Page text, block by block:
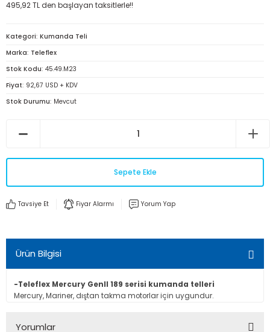
495,92 TL den başlayan taksitlerle!!
Kategori Kumanda Teli
Marka Teleflex
Stok Kodu 45.49.M23
Fiyat 92,67 USD + KDV
Stok Durumu Mevcut
Sepete Ekle
Tavsiye Et Fiyar Alarmı Yorum Yap
Ürün Bilgisi
-Teleflex Mercury GenII 189 serisi kumanda telleri
Mercury, Mariner, dıştan takma motorlar için uygundur.
Yorumlar